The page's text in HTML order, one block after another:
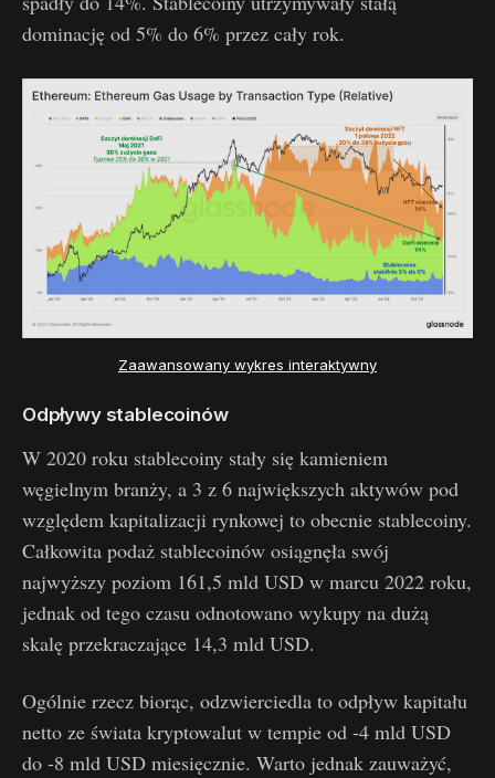
dominację od 5% do 6% przez cały rok.
Zaawansowany wykres interaktywny
Odpływy stablecoinów
W 2020 roku stablecoiny stały się kamieniem
węgielnym branży, a 3 z 6 największych aktywów pod
względem kapitalizacji rynkowej to obecnie stablecoiny.
Całkowita podaż stablecoinów osiągnęła swój
najwyższy poziom 161,5 mld USD w marcu 2022 roku,
jednak od tego czasu odnotowano wykupy na dużą
skalę przekraczające 14,3 mld USD.
Ogólnie rzecz biorąc, odzwierciedla to odpływ kapitału
netto ze świata kryptowalut w tempie od -4 mld USD
do -8 mld USD miesięcznie. Warto jednak zauważyć,